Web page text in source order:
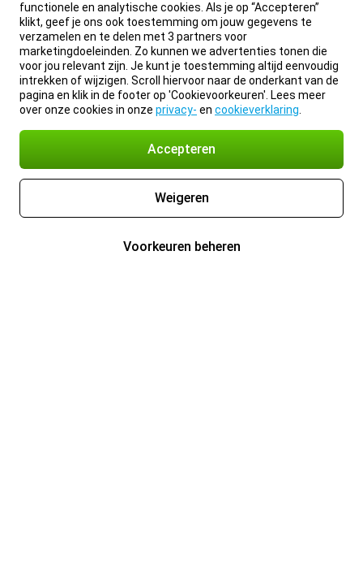
functionele en analytische cookies. Als je op “Accepteren”
klikt, geef je ons ook toestemming om jouw gegevens te
verzamelen en te delen met 3 partners voor
marketingdoeleinden. Zo kunnen we advertenties tonen die
voor jou relevant zijn. Je kunt je toestemming altijd eenvoudig
intrekken of wijzigen. Scroll hiervoor naar de onderkant van de
pagina en klik in de footer op 'Cookievoorkeuren'. Lees meer
over onze cookies in onze privacy- en cookieverklaring
Accepteren
Weigeren
Voorkeuren beheren